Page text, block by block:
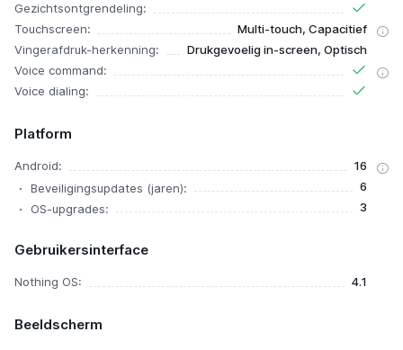
Gezichtsontgrendeling:
Touchscreen:
Multi-touch, Capacitief
Vingerafdruk-herkenning:
Drukgevoelig in-screen, Optisch
Voice command:
Voice dialing:
Platform
Android:
16
Beveiligingsupdates (jaren):
6
OS-upgrades:
3
Gebruikersinterface
Nothing OS: 4.1
Beeldscherm